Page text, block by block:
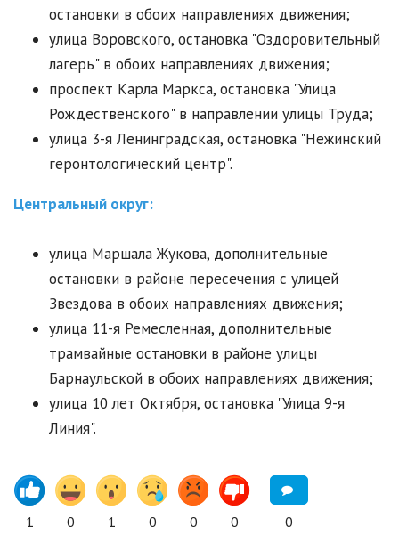
остановки в обоих направлениях движения;
улица Воровского, остановка "Оздоровительный
лагерь" в обоих направлениях движения;
проспект Карла Маркса, остановка "Улица
Рождественского" в направлении улицы Труда;
улица 3-я Ленинградская, остановка "Нежинский
геронтологический центр".
Центральный округ:
улица Маршала Жукова, дополнительные
остановки в районе пересечения с улицей
Звездова в обоих направлениях движения;
улица 11-я Ремесленная, дополнительные
трамвайные остановки в районе улицы
Барнаульской в обоих направлениях движения;
улица 10 лет Октября, остановка "Улица 9-я
Линия".
1 0 1 0 0 0 0